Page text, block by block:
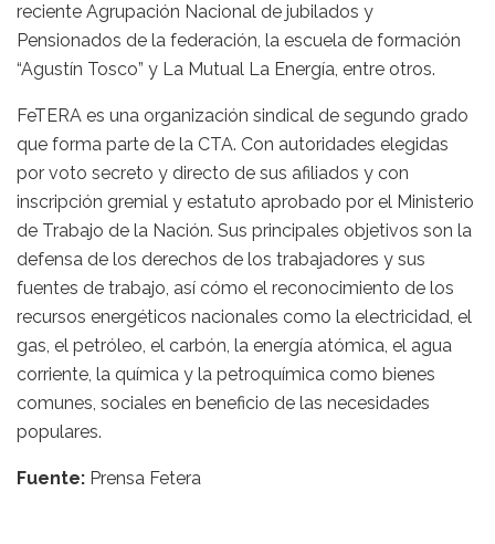
reciente Agrupación Nacional de jubilados y
Pensionados de la federación, la escuela de formación
“Agustín Tosco” y La Mutual La Energía, entre otros.
FeTERA es una organización sindical de segundo grado
que forma parte de la CTA. Con autoridades elegidas
por voto secreto y directo de sus afiliados y con
inscripción gremial y estatuto aprobado por el Ministerio
de Trabajo de la Nación. Sus principales objetivos son la
defensa de los derechos de los trabajadores y sus
fuentes de trabajo, así cómo el reconocimiento de los
recursos energéticos nacionales como la electricidad, el
gas, el petróleo, el carbón, la energía atómica, el agua
corriente, la química y la petroquímica como bienes
comunes, sociales en beneficio de las necesidades
populares.
Fuente: Prensa Fetera